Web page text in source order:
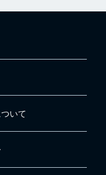
いて